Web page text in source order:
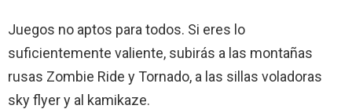
Juegos no aptos para todos. Si eres lo
suficientemente valiente, subirás a las montañas
rusas Zombie Ride y Tornado, a las sillas voladoras
sky flyer y al kamikaze.